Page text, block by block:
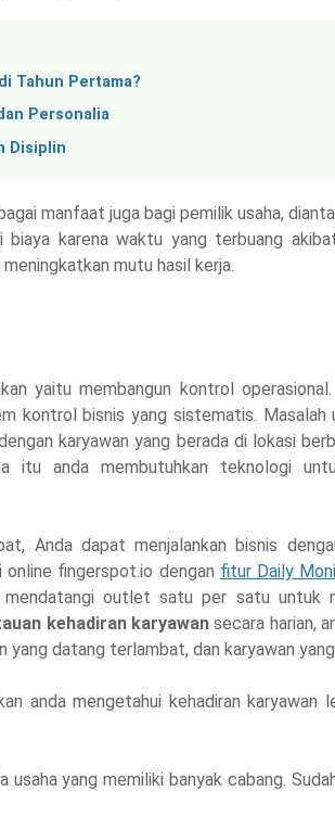
Tahun Pertama?
Personalia
Disiplin
manfaat juga bagi pemilik usaha,
karena waktu yang terbuang
mutu hasil kerja.
yaitu membangun kontrol
kontrol bisnis yang sistematis. Masalah
karyawan yang berada di lokasi
itu anda membutuhkan teknologi
Anda dapat menjalankan bisnis
online fingerspot.io dengan fitur Daily
outlet satu per satu untuk
kehadiran karyawan secara harian,
datang terlambat, dan karyawan
anda mengetahui kehadiran karyawan
yang memiliki banyak cabang.